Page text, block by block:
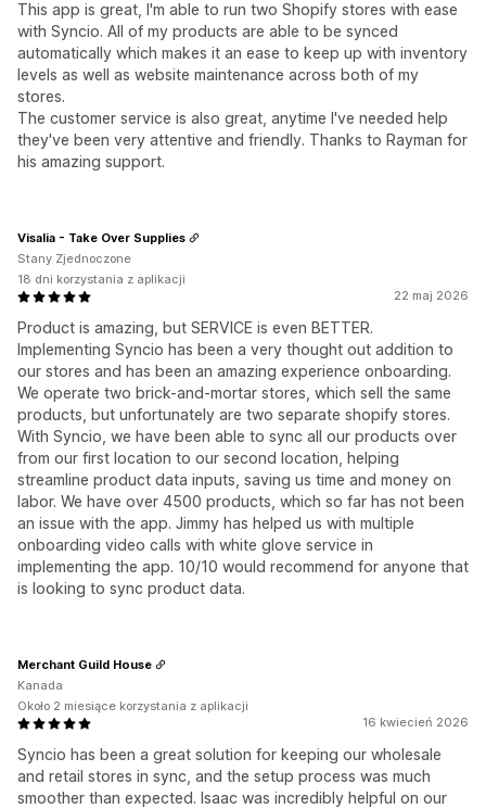
This app is great, I'm able to run two Shopify stores with ease
with Syncio. All of my products are able to be synced
automatically which makes it an ease to keep up with inventory
levels as well as website maintenance across both of my
stores.
The customer service is also great, anytime I've needed help
they've been very attentive and friendly. Thanks to Rayman for
his amazing support.
22 maj 2026
Product is amazing, but SERVICE is even BETTER.
Implementing Syncio has been a very thought out addition to
our stores and has been an amazing experience onboarding.
We operate two brick-and-mortar stores, which sell the same
products, but unfortunately are two separate shopify stores.
With Syncio, we have been able to sync all our products over
from our first location to our second location, helping
streamline product data inputs, saving us time and money on
labor. We have over 4500 products, which so far has not been
an issue with the app. Jimmy has helped us with multiple
onboarding video calls with white glove service in
implementing the app. 10/10 would recommend for anyone that
is looking to sync product data.
Visalia - Take Over Supplies
Stany Zjednoczone
18 dni korzystania z aplikacji
16 kwiecień 2026
Syncio has been a great solution for keeping our wholesale
and retail stores in sync, and the setup process was much
smoother than expected. Isaac was incredibly helpful on our
Merchant Guild House
Kanada
Około 2 miesiące korzystania z aplikacji